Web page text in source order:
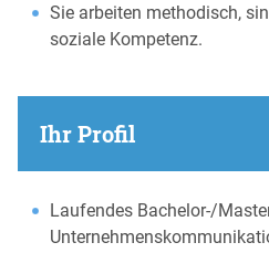
Sie arbeiten methodisch,
soziale Kompetenz.
Ihr Profil
Laufendes Bachelor-/